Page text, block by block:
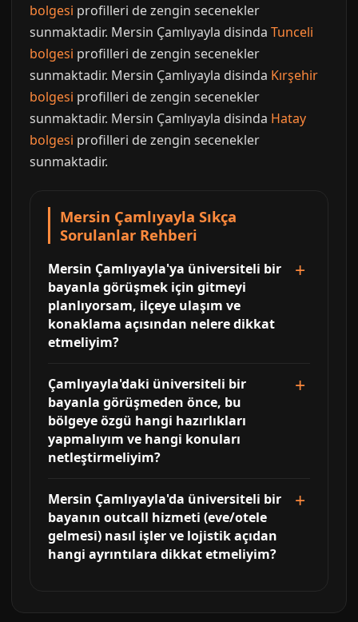
bolgesi profilleri de zengin secenekler
sunmaktadir. Mersin Çamlıyayla disinda Tunceli
bolgesi profilleri de zengin secenekler
sunmaktadir. Mersin Çamlıyayla disinda Kırşehir
bolgesi profilleri de zengin secenekler
sunmaktadir. Mersin Çamlıyayla disinda Hatay
bolgesi profilleri de zengin secenekler
sunmaktadir.
Mersin Çamlıyayla Sıkça
Sorulanlar Rehberi
Mersin Çamlıyayla'ya üniversiteli bir
bayanla görüşmek için gitmeyi
planlıyorsam, ilçeye ulaşım ve
konaklama açısından nelere dikkat
etmeliyim?
Çamlıyayla'daki üniversiteli bir
bayanla görüşmeden önce, bu
bölgeye özgü hangi hazırlıkları
yapmalıyım ve hangi konuları
netleştirmeliyim?
Mersin Çamlıyayla'da üniversiteli bir
bayanın outcall hizmeti (eve/otele
gelmesi) nasıl işler ve lojistik açıdan
hangi ayrıntılara dikkat etmeliyim?